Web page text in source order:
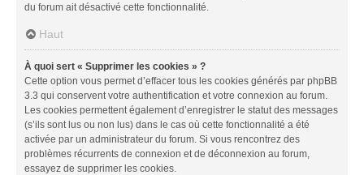
du forum ait désactivé cette fonctionnalité.
Haut
À quoi sert « Supprimer les cookies » ?
Cette option vous permet d’effacer tous les cookies générés par phpBB
3.3 qui conservent votre authentification et votre connexion au forum.
Les cookies permettent également d’enregistrer le statut des messages
(s’ils sont lus ou non lus) dans le cas où cette fonctionnalité a été
activée par un administrateur du forum. Si vous rencontrez des
problèmes récurrents de connexion et de déconnexion au forum,
essayez de supprimer les cookies.